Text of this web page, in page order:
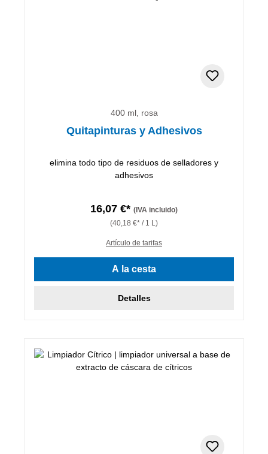
400 ml, rosa
Quitapinturas y Adhesivos
elimina todo tipo de residuos de selladores y
adhesivos
16,07 €* (IVA incluido)
(40,18 €* / 1 L)
Artículo de tarifas
A la cesta
Detalles